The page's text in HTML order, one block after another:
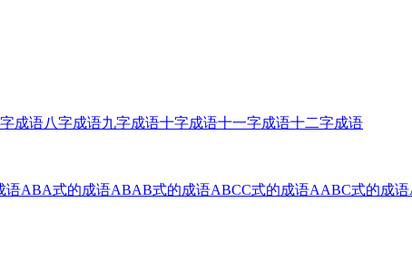
成语八字成语九字成语十字成语十一字成语十二字成语
语ABA式的成语ABAB式的成语ABCC式的成语AABC式的成语